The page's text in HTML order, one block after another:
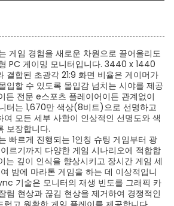
게임 경험을 새로운 차원으로 끌어올리도
PC 게이밍 모니터입니다. 3440 x 1440
결합된 초광각 21:9 화면 비율은 게이머가
입할 수 있도록 몰입감 넘치는 시야를 제공
든 전문 e스포츠 플레이어이든 관계없이
터는 1,670만 색상(8비트)으로 선명하고
모든 세부 사항이 인상적인 선명도와 색
보장합니다.
빠르게 진행되는 1인칭 슈팅 게임부터 광
르기까지 다양한 게임 시나리오에 적합합
는 깊이 인식을 향상시키고 장시간 게임 세
밤에 마라톤 게임을 하는 데 이상적입니
기술은 모니터의 재생 빈도를 그래픽 카
림 현상과 끊김 현상을 제거하여 경쟁적인